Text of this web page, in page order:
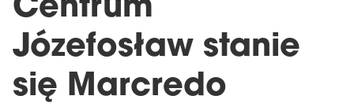
Centrum
Józefosław stanie
się Marcredo